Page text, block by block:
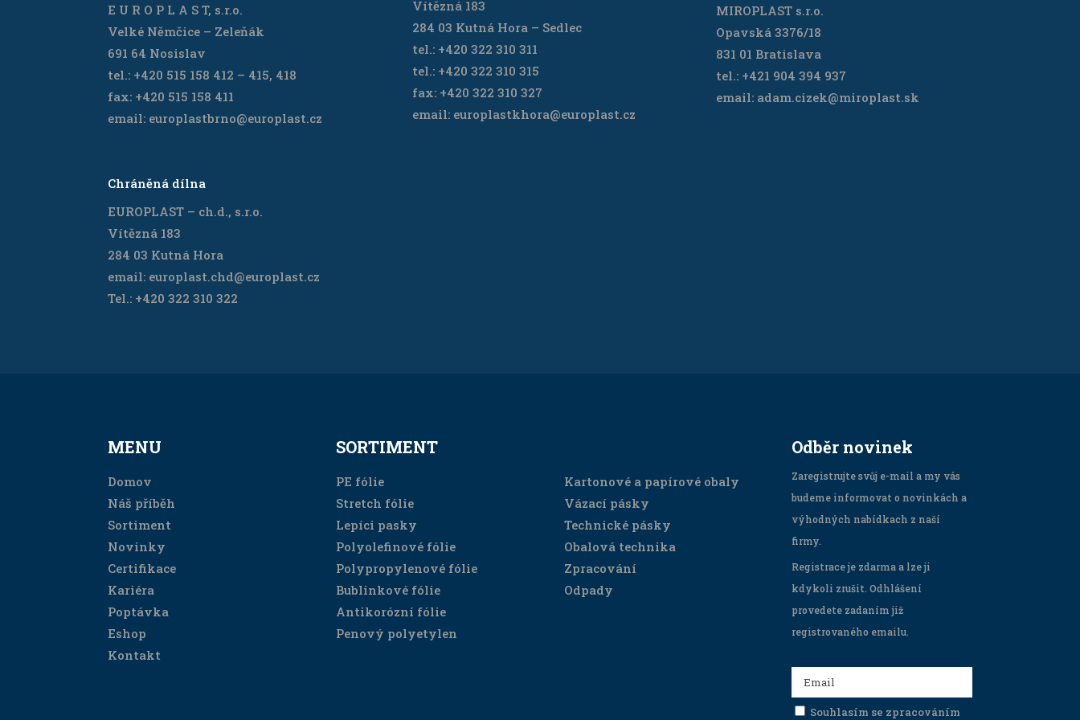
E U R O P L A S T, s.r.o.
Velké Němčice – Zeleňák
691 64 Nosislav
tel.: +420 515 158 412 – 415, 418
fax: +420 515 158 411
email: europlastbrno@europlast.cz
Vítězná 183
284 03 Kutná Hora – Sedlec
tel.: +420 322 310 311
tel.: +420 322 310 315
fax: +420 322 310 327
email: europlastkhora@europlast.cz
MIROPLAST s.r.o.
Opavská 3376/18
831 01 Bratislava
tel.: +421 904 394 937
email: adam.cizek@miroplast.sk
Chráněná dílna
EUROPLAST – ch.d., s.r.o.
Vítězná 183
284 03 Kutná Hora
email: europlast.chd@europlast.cz
Tel.: +420 322 310 322
MENU
Domov
Náš příběh
Sortiment
Novinky
Certifikace
Kariéra
Poptávka
Eshop
Kontakt
SORTIMENT
PE fólie
Stretch fólie
Lepíci pasky
Polyolefinové fólie
Polypropylenové fólie
Bublinkové fólie
Antikorózní fólie
Penový polyetylen
Kartonové a papírové obaly
Vázací pásky
Technické pásky
Obalová technika
Zpracování
Odpady
Odběr novinek
Zaregistrujte svůj e-mail a my vás
budeme informovat o novinkách a
výhodných nabídkach z naší
firmy.
Registrace je zdarma a lze ji
kdykoli zrušit. Odhlášení
provedete zadaním již
registrovaného emailu.
Souhlasím se zpracováním